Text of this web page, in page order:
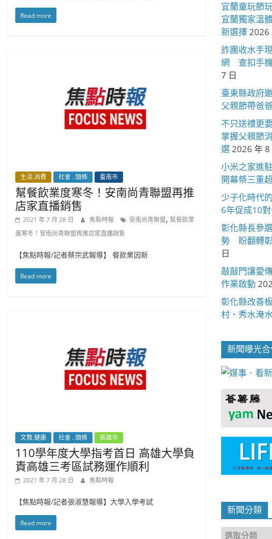
Read more
生活.消費 社會 . 頭條 臺南市
幫餐飲業度寒冬！安南尚青聯盟再推
店家直播銷售
2021 年 7 月 28 日 焦點時報 安南尚青聯盟, 幫餐飲業
度寒冬！安南尚青聯盟再推店家直播銷售
【焦點時報/記者蔡宗武報導】 餐飲業因新
Read more
文教.健康 社會 . 頭條 高雄市
110學年度大學指考首日 高雄大學負
責高雄三考區試務運作順利
2021 年 7 月 28 日 焦點時報
【焦點時報/記者張淑慧報導】大學入學考試
Read more
宜蘭童玩節
宜蘭獨家溫
新選擇2026
詐團收水手
網 查扣手
7 日
臺東縣政府
父親節帶爸
不只送禮更
掌握父親節
選2026 年 8
小米之家進
開幕祭三重
少子化時代
6年促成10
彰化縣長參
勢 盼翻轉
日
敲敲門讓愛
作業啟動
彰化縣改善
村、秀水淹
新聞曝光
新聞分類
新